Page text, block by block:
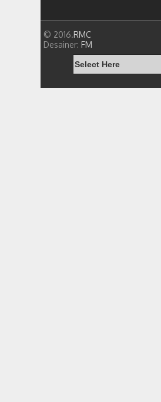
© 2016.RMC
Desainer: FM